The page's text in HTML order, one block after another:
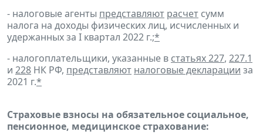
- налоговые агенты представляют расчет сумм
налога на доходы физических лиц, исчисленных и
удержанных за I квартал 2022 г.;*
- налогоплательщики, указанные в статьях 227, 227.1
и 228 НК РФ, представляют налоговые декларации за
2021 г.*
Страховые взносы на обязательное социальное,
пенсионное, медицинское страхование: